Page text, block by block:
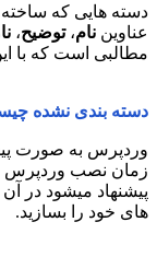
دسته هایی که ساخته
عناوین نام،توضیح،
مطالبی است که با
دسته بندی نشده
وردپرس به صورت
زمان نصب وردپرس
پیشنهاد میشود در
های خود را بسازید.